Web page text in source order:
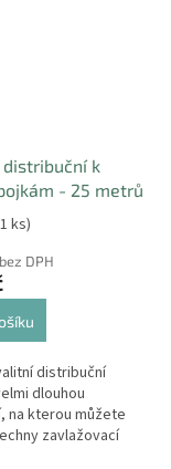
distribuční k
- 25 metrů
ks)
DPH
distribuční
dlouhou
na kterou můžete
zavlažovací